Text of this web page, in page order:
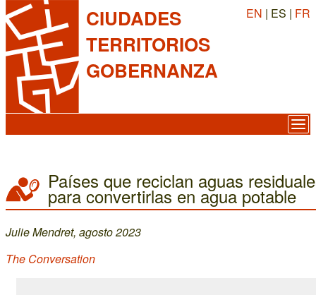
CIUDADES
TERRITORIOS
GOBERNANZA
EN | ES | FR
Países que reciclan aguas
para convertirlas en agua potable
Julie Mendret, agosto 2023
The Conversation